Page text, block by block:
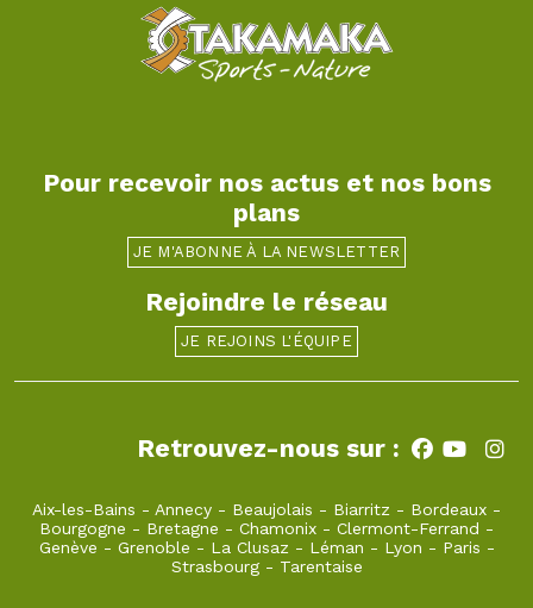
Pour recevoir nos actus et nos bons
plans
JE M'ABONNE À LA NEWSLETTER
Rejoindre le réseau
JE REJOINS L'ÉQUIPE
Retrouvez-nous sur :
Aix-les-Bains - Annecy - Beaujolais - Biarritz - Bordeaux -
Bourgogne - Bretagne - Chamonix - Clermont-Ferrand -
Genève - Grenoble - La Clusaz - Léman - Lyon - Paris -
Strasbourg- Tarentaise